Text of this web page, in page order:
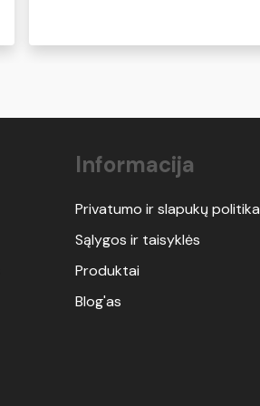
Informacija
Privatumo ir slapukų politika
Sąlygos ir taisyklės
Produktai
Blog'as